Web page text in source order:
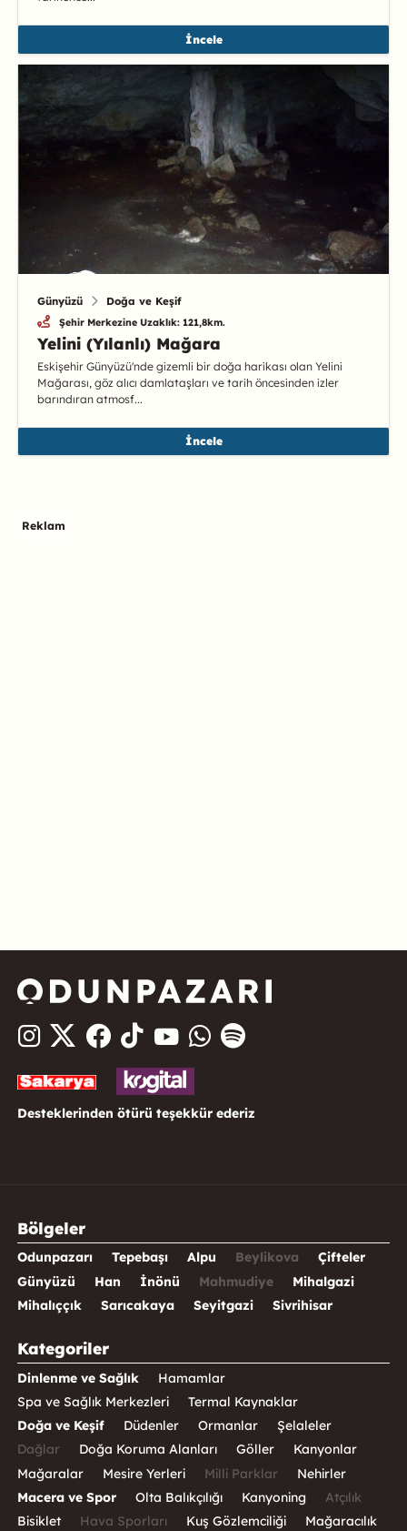
İncele
Günyüzü Doğa ve Keşif
Şehir Merkezine Uzaklık: 121,8km.
Yelini (Yılanlı) Mağara
Eskişehir Günyüzü'nde gizemli bir doğa harikası olan Yelini
Mağarası, göz alıcı damlataşları ve tarih öncesinden izler
barındıran atmosf...
İncele
Reklam
Desteklerinden ötürü teşekkür ederiz
Bölgeler
Odunpazarı Tepebaşı Alpu Beylikova
Çifteler
Günyüzü
Han İnönü Mahmudiye
Mihalgazi
Mihalıççık
Sarıcakaya Seyitgazi Sivrihisar
Kategoriler
Dinlenme ve Sağlık
Hamamlar
Spa ve Sağlık Merkezleri
Termal Kaynaklar
Doğa ve Keşif
Düdenler Ormanlar
Şelaleler
Dağlar
Doğa Koruma Alanları Göller
Kanyonlar
Mağaralar
Mesire Yerleri Milli Parklar
Nehirler
Macera ve Spor
Olta Balıkçılığı Kanyoning
Atçılık
Bisiklet
Hava Sporları Kuş Gözlemciliği
Mağaracılık